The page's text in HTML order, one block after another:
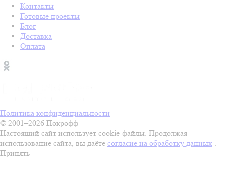
Контакты
Готовые проекты
Блог
Доставка
Оплата
Политика конфиденциальности
© 2001–2026 Покрофф
Настоящий сайт использует cookie-файлы. Продолжая
использование сайта, вы даёте согласие на обработку данных .
Принять